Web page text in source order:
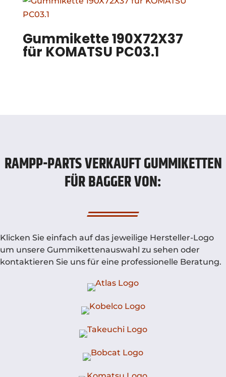
Gummikette 190X72X37
für KOMATSU PC03.1
RAMPP-PARTS VERKAUFT GUMMIKETTEN
FÜR BAGGER VON:
Klicken Sie einfach auf das jeweilige Hersteller-Logo
um unsere Gummikettenauswahl zu sehen oder
kontaktieren Sie uns für eine professionelle Beratung.